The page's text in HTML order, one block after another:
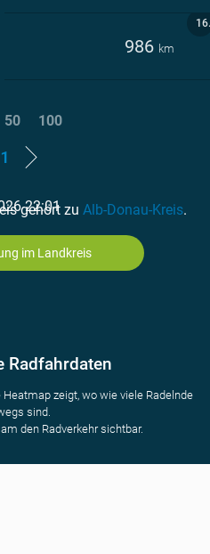
16.
986 km
1
22:01
50 100
gehört zu Alb-Donau-Kreis.
im Landkreis
Radfahrdaten
zeigt, wo wie viele Radelnde
sind.
den Radverkehr sichtbar.